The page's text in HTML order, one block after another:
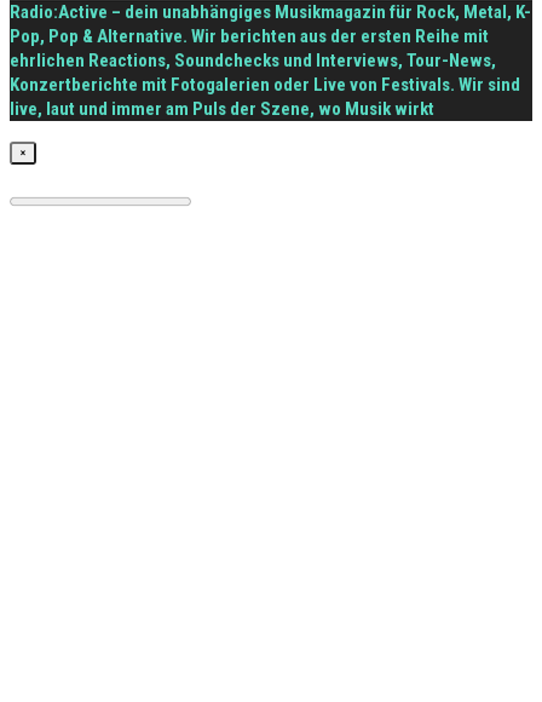
Radio:Active – dein unabhängiges Musikmagazin für Rock, Metal, K-
Pop, Pop & Alternative. Wir berichten aus der ersten Reihe mit
ehrlichen Reactions, Soundchecks und Interviews, Tour-News,
Konzertberichte mit Fotogalerien oder Live von Festivals. Wir sind
live, laut und immer am Puls der Szene, wo Musik wirkt
×